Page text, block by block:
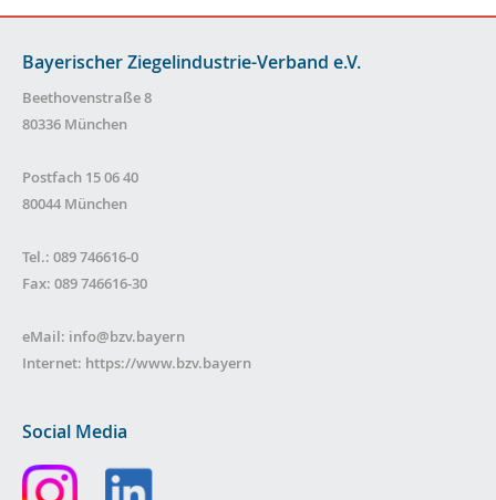
Bayerischer Ziegelindustrie-Verband e.V.
Beethovenstraße 8
80336 München
Postfach 15 06 40
80044 München
Tel.: 089 746616-0
Fax: 089 746616-30
eMail: info@bzv.bayern
Internet: https://www.bzv.bayern
Social Media